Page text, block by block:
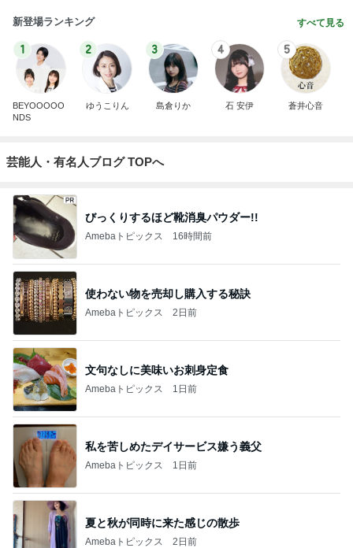
新登場ランキング すべて見る
1
BEYOOOOO
NDS
2
ゆうこりん
3
島倉りか
4
石 安伊
5
蒼井心音
芸能人・有名人ブログ TOPへ
びっくりするほど靴消臭パウダー!!
Amebaトピックス 16時間前
使わない物を売却し購入する秘訣
Amebaトピックス 2日前
文句なしに美味いお刺身定食
Amebaトピックス 1日前
私を苦しめたデイサービス嫌う義父
Amebaトピックス 1日前
夏と秋が同時に来た感じの散歩
Amebaトピックス 2日前